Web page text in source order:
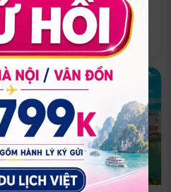
Quoc
Phú Quốc
★ 5.0